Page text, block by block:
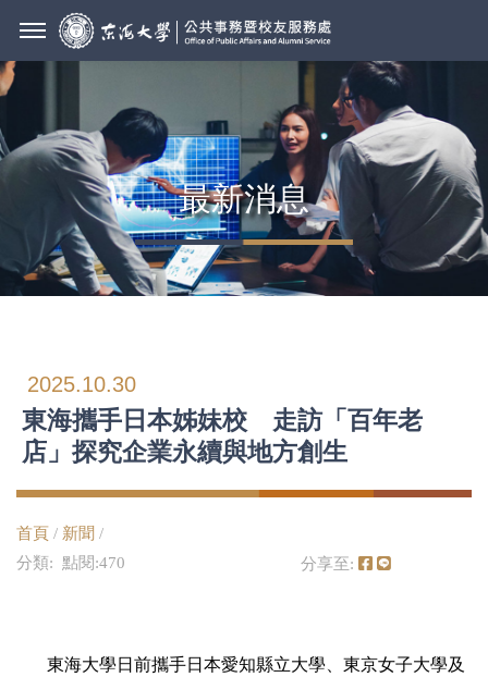
最新消息
2025.10.30
東海攜手日本姊妹校 走訪「百年老
店」探究企業永續與地方創生
首頁 / 新聞 /
分類: 點閱:470
分享至:
東海大學日前攜手日本愛知縣立大學、東京女子大學及